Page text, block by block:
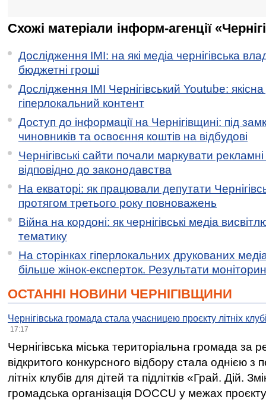
Схожі матеріали інформ-агенції
Дослідження ІМІ: на які медіа чернігівська
бюджетні гроші
Дослідження ІМІ Чернігівський Youtube:
гіперлокальний контент
Доступ до інформації на Чернігівщині: під
чиновників та освоєння коштів на відбудові
Чернігівські сайти почали маркувати
відповідно до законодавства
На екваторі: як працювали депутати
протягом третього року повноважень
Війна на кордоні: як чернігівські медіа
тематику
На сторінках гіперлокальних друкованих
більше жінок-експерток. Результати
ОСТАННІ НОВИНИ ЧЕРНІГІВЩИНИ
Чернігівська громада стала учасницею проєкту літніх
17:17
Чернігівська міська територіальна громада за
відкритого конкурсного відбору стала однією
літніх клубів для дітей та підлітків «Грай. Дій.
громадська організація DOCCU у межах